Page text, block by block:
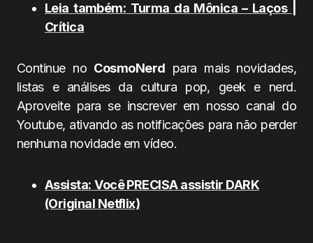
Leia também: Turma da Mônica – Laços |
Crítica
Continue no CosmoNerd para mais novidades,
listas e análises da cultura pop, geek e nerd.
Aproveite para se inscrever em nosso canal do
Youtube, ativando as notificações para não perder
nenhuma novidade em vídeo.
Assista: Você PRECISA assistir DARK
(Original Netflix)